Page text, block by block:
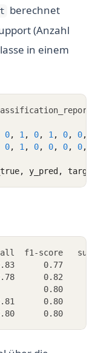
berechnet
(Anzahl
in einem
0, 1 , 0, 1 , 0, 0,
0, 1 , 0, 0, 0, 0,
y_pred,
f1-score
0.77
0.82
0.80
0.80
0.80